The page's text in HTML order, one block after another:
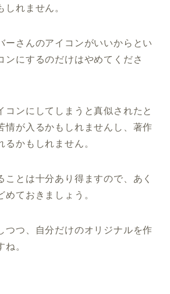
しれません。
ーさんのアイコンがいいからとい
ンにするのだけはやめてくださ
コンにしてしまうと真似されたと
情が入るかもしれませんし、著作
かもしれません。
ことは十分あり得ますので、あく
めておきましょう。
つつ、自分だけのオリジナルを作
ね。